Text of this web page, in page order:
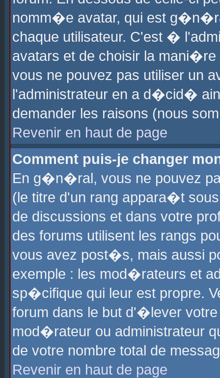
nomm�e avatar, qui est
chaque utilisateur. C'est �
avatars et de choisir la
vous ne pouvez pas utiliser un
l'administrateur en a d�cid�
demander les raisons (nous
Revenir en haut de page
Comment puis-je changer
En g�n�ral, vous ne pouvez
(le titre d'un rang appara�t
de discussions et dans votre
des forums utilisent les rangs
vous avez post�s, mais aussi
exemple : les mod�rateurs et
sp�cifique qui leur est propre.
forum dans le but d'�lever
mod�rateur ou administrateur
de votre nombre total de
Revenir en haut de page